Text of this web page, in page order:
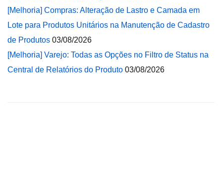
[Melhoria] Compras: Alteração de Lastro e Camada em
Lote para Produtos Unitários na Manutenção de Cadastro
de Produtos 03/08/2026
[Melhoria] Varejo: Todas as Opções no Filtro de Status na
Central de Relatórios do Produto 03/08/2026